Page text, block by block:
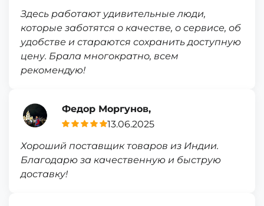
Здесь работают удивительные люди,
которые заботятся о качестве, о сервисе, об
удобстве и стараются сохранить доступную
цену. Брала многократно, всем
рекомендую!
Федор Моргунов,
13.06.2025
Хороший поставщик товаров из Индии.
Благодарю за качественную и быструю
доставку!